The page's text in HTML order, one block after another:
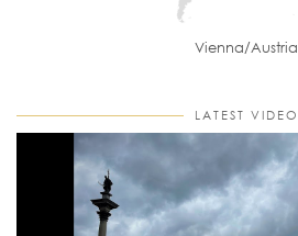
Vienna/Austria
LATEST VIDEO